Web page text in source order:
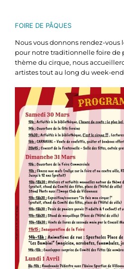
FOIRE DE PÂQUES
Nous vous donnons rendez-vous
pour notre traditionnelle foire de
thème du cirque, nous
artistes tout au long du week-end